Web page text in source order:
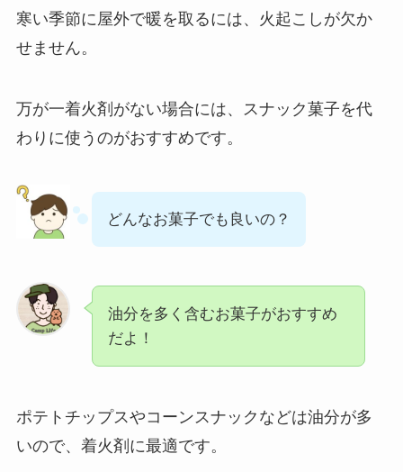
寒い季節に屋外で暖を取るには、火起こしが欠か
せません。
万が一着火剤がない場合には、スナック菓子を代
わりに使うのがおすすめです。
どんなお菓子でも良いの？
油分を多く含むお菓子がおすすめ
だよ！
ポテトチップスやコーンスナックなどは油分が多
いので、着火剤に最適です。